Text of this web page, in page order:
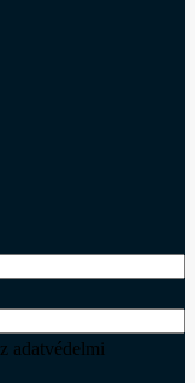
adatvédelmi